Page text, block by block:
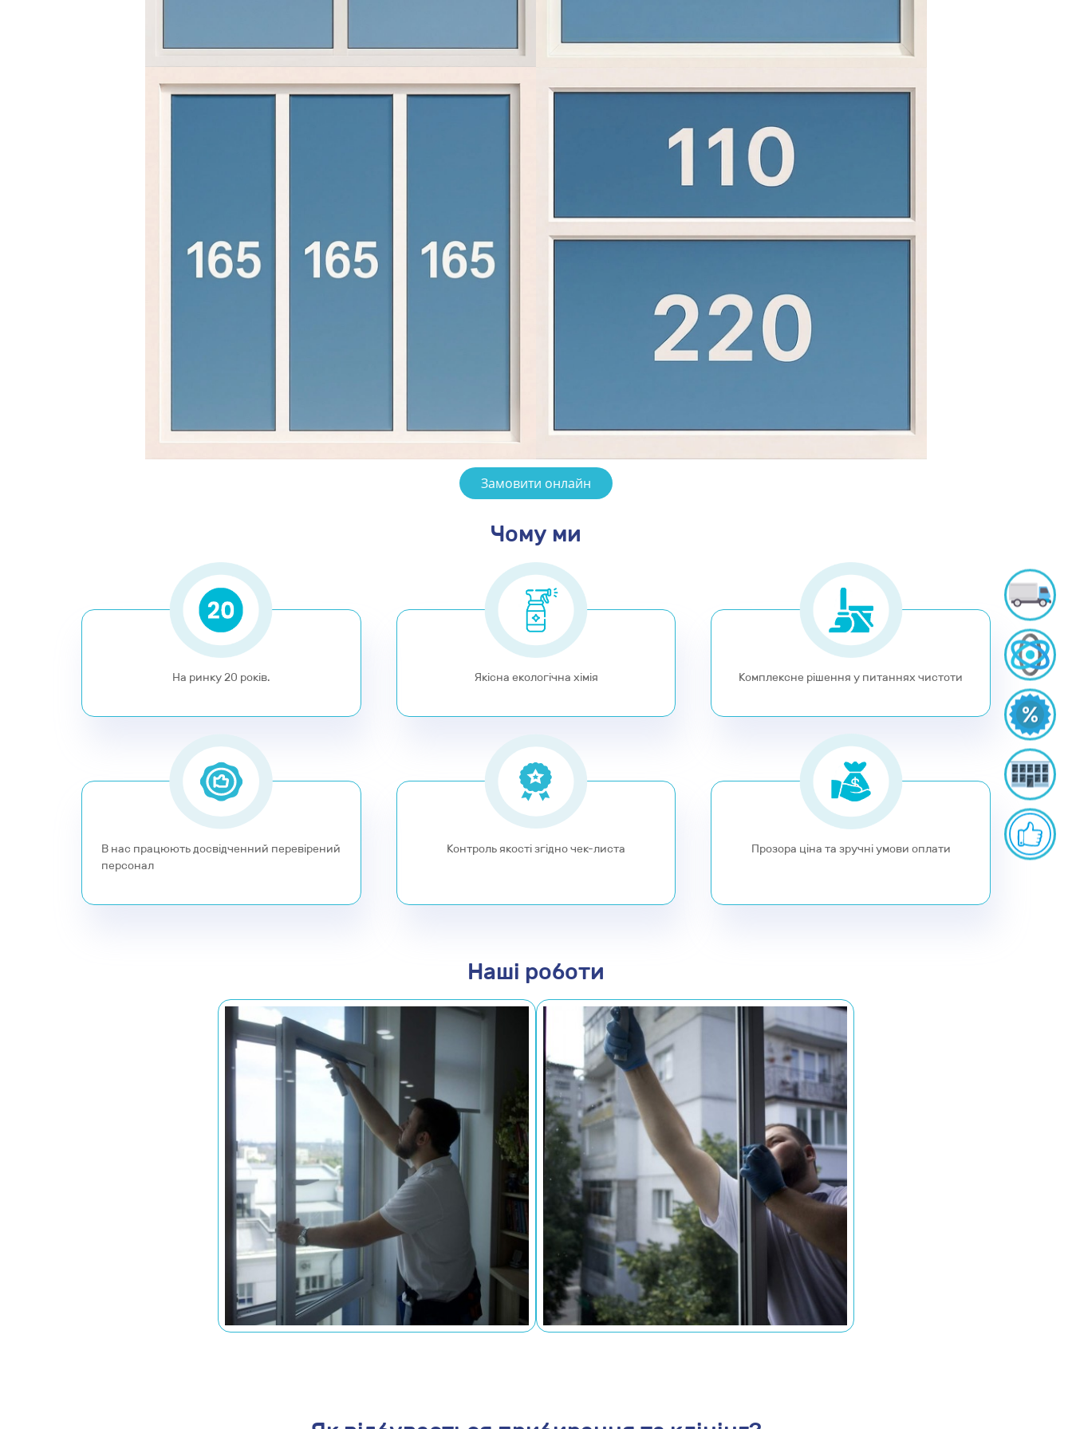
Замовити онлайн
Чому ми
На ринку 20 років. Якісна екологічна хімія Комплексне рішення у питаннях чистоти
нас працюють досвідченний перевірений
персонал
Контроль якості згідно чек-листа Прозора ціна та зручні умови оплати
Наші роботи